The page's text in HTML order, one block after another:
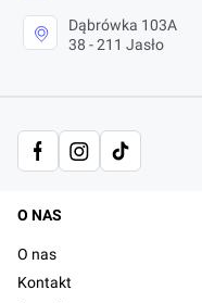
Dąbrówka 103A
38 - 211 Jasło
Linki w stopce
O NAS
O nas
Kontakt